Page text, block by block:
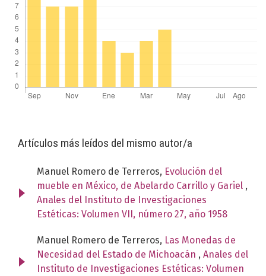
Artículos más leídos del mismo autor/a
Manuel Romero de Terreros, Evolución del
mueble en México, de Abelardo Carrillo y Gariel ,
Anales del Instituto de Investigaciones
Estéticas: Volumen VII, número 27, año 1958
Manuel Romero de Terreros, Las Monedas de
Necesidad del Estado de Michoacán , Anales del
Instituto de Investigaciones Estéticas: Volumen